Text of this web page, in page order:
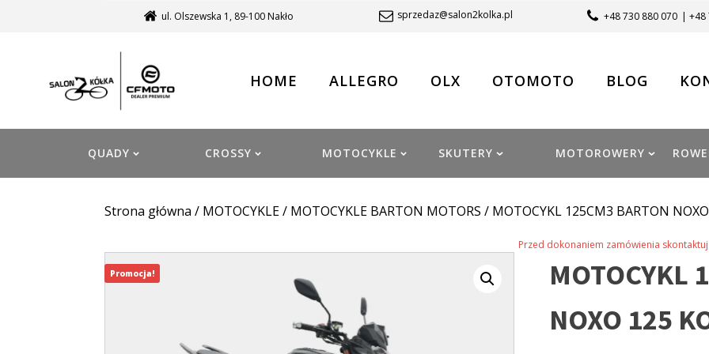
ul. Olszewska 1, 89-100 Nakło sprzedaz@salon2kolka.pl +48 730 880 070 | +48
HOME ALLEGRO OLX OTOMOTO BLOG
QUADY CROSSY MOTOCYKLE SKUTERY MOTOROWERY
Strona główna / MOTOCYKLE/ MOTOCYKLE BARTON MOTORS / MOTOCYKL 125CM3 BARTON
Przed dokonaniem zamówienia
MOTOCYKL
NOXO 125
Promocja!